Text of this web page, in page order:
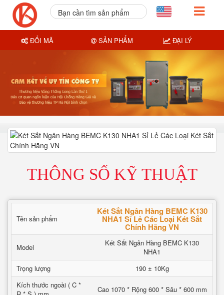
THÔNG SỐ KỸ THUẬT
Tên sản phẩm
Két Sắt Ngân Hàng BEMC K130
NHA1 Sỉ Lẻ Các Loại Két Sắt
Chính Hãng VN
Model
Két Sắt Ngân Hàng BEMC K130
NHA1
Trọng lượng
190 ± 10Kg
Kích thước ngoài ( C *
Cao 1070 * Rộng 600 * Sâu * 600 mm
Bạn cần tìm sản phẩm
ĐỔI MÃ SẢN PHẨM ĐẠI LÝ